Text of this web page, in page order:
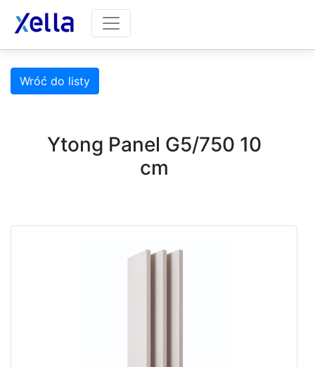
Wróć do listy
Ytong Panel G5/750 10
cm